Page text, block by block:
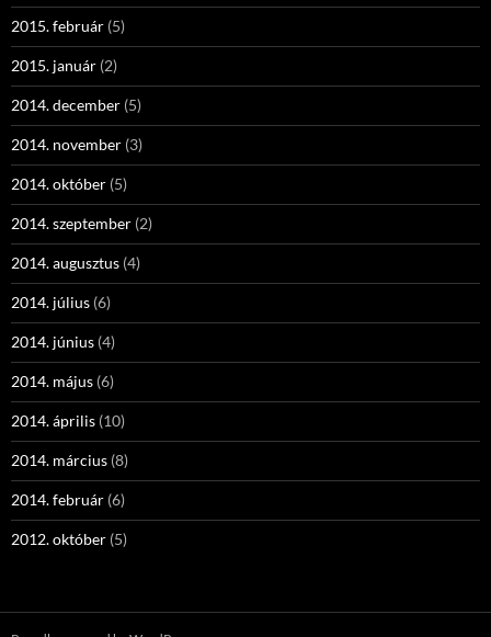
2015. február (5)
2015. január (2)
2014. december (5)
2014. november (3)
2014. október (5)
2014. szeptember (2)
2014. augusztus (4)
2014. július (6)
2014. június (4)
2014. május (6)
2014. április (10)
2014. március (8)
2014. február (6)
2012. október (5)